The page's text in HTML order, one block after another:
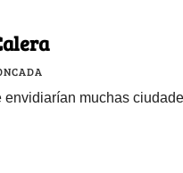
muchas